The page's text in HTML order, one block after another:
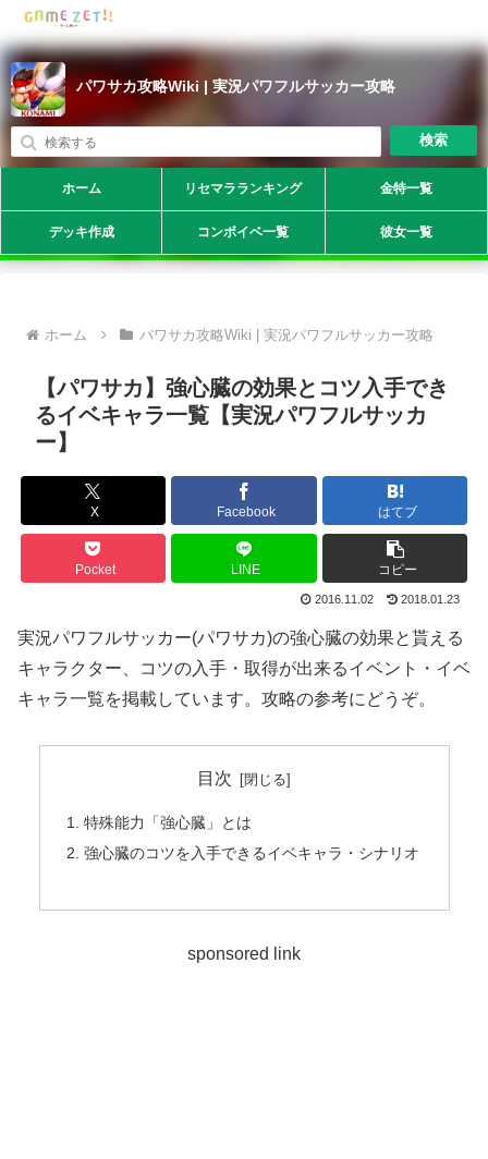
パワサカ攻略Wiki | 実況パワフルサッカー攻略
検索
ホーム リセマラランキング 金特一覧
デッキ作成 コンボイベ一覧 彼女一覧
ホーム パワサカ攻略Wiki | 実況パワフルサッカー攻略
【パワサカ】強心臓の効果とコツ入手でき
るイベキャラ一覧【実況パワフルサッカ
ー】
X Facebook はてブ
Pocket LINE コピー
2016.11.02 2018.01.23
実況パワフルサッカー(パワサカ)の強心臓の効果と貰える
キャラクター、コツの入手・取得が出来るイベント・イベ
キャラ一覧を掲載しています。攻略の参考にどうぞ。
目次
特殊能力「強心臓」とは
強心臓のコツを入手できるイベキャラ・シナリオ
sponsored link